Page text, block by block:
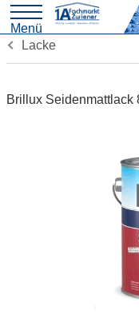
Menü
Lacke
Brillux Seidenmattlack